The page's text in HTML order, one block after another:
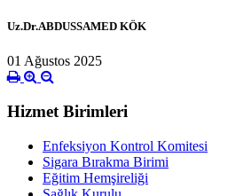
Uz.Dr.ABDUSSAMED KÖK
01 Ağustos 2025
Hizmet Birimleri
Enfeksiyon Kontrol Komitesi
Sigara Bırakma Birimi
Eğitim Hemşireliği